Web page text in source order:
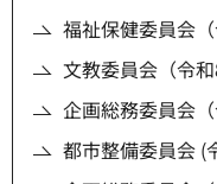
福祉保健委員会
文教委員会（令和
企画総務委員会
都市整備委員会 (